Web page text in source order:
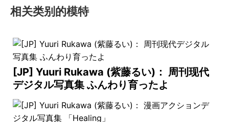
相关类别的模特
[JP] Yuuri Rukawa (紫藤るい)： 周刊现代
デジタル写真集 ふんわり育ったよ